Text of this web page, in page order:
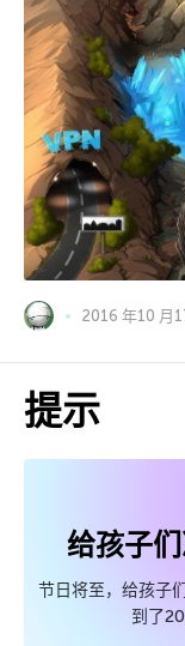
2016 年10 月
提示
给孩子
节日将至，给孩子
到了